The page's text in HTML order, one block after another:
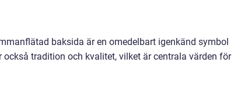
baksida är en omedelbart igenkänd symbol
också tradition och kvalitet, vilket är centrala värden för